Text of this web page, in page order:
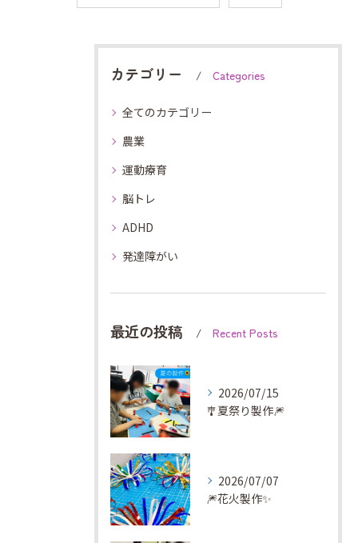
カテゴリー Categories
全てのカテゴリー
農業
運動療育
脳トレ
ADHD
発達障がい
最近の投稿 Recent Posts
2026/07/15
🎐夏祭り製作🎆
2026/07/07
🎆花火製作✨